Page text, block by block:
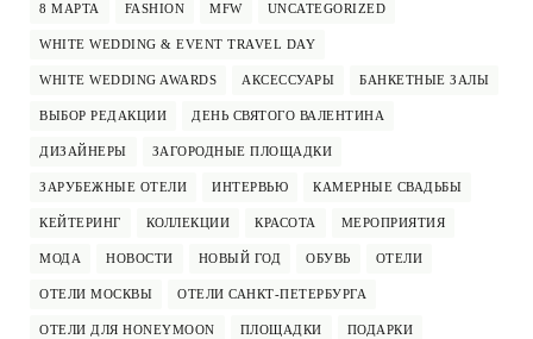
8 МАРТА FASHION MFW UNCATEGORIZED
WHITE WEDDING & EVENT TRAVEL DAY
WHITE WEDDING AWARDS АКСЕССУАРЫ БАНКЕТНЫЕ ЗАЛЫ
ВЫБОР РЕДАКЦИИ ДЕНЬ СВЯТОГО ВАЛЕНТИНА
ДИЗАЙНЕРЫ ЗАГОРОДНЫЕ ПЛОЩАДКИ
ЗАРУБЕЖНЫЕ ОТЕЛИ ИНТЕРВЬЮ КАМЕРНЫЕ СВАДЬБЫ
КЕЙТЕРИНГ КОЛЛЕКЦИИ КРАСОТА МЕРОПРИЯТИЯ
МОДА НОВОСТИ НОВЫЙ ГОД ОБУВЬ ОТЕЛИ
ОТЕЛИ МОСКВЫ ОТЕЛИ САНКТ-ПЕТЕРБУРГА
ОТЕЛИ ДЛЯ HONEYMOON ПЛОЩАДКИ ПОДАРКИ